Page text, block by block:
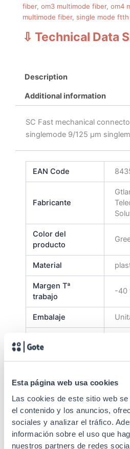
Esta página web usa cookies
Las cookies de este sitio web
el contenido y los anuncios,
sociales y analizar el tráfico.
información sobre el uso que
nuestros partners de redes
fiber,om3 multimode fiber,om4
multimode fiber, single mode ftth
⇩ Technical Data
Description
Additional information
SC Fast mechanical
singlemode 9/125 μm
EAN Code
Fabricante
Color del
producto
Material
Margen Tª
trabajo
-40
Embalaje
embalaje
RoHs
Tipo de fibra
Ø Fibra óptica
9/